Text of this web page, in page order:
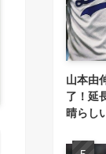
山本由
了！延
晴らし